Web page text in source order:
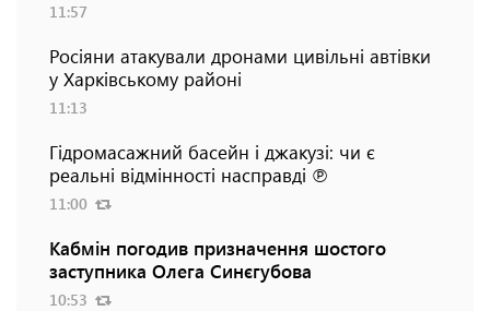
11:57
Росіяни атакували дронами цивільні автівки
у Харківському районі
11:13
Гідромасажний басейн і джакузі: чи є
реальні відмінності насправді ℗
11:00
Кабмін погодив призначення шостого
заступника Олега Синєгубова
10:53